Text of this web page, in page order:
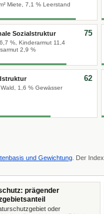
Miete, 7,1 % Leerstand
Sozialstruktur
%, Kinderarmut 11,4
2,9 %
75
1,6 % Gewässer
62
und Gewichtung . Der
prägender
oder